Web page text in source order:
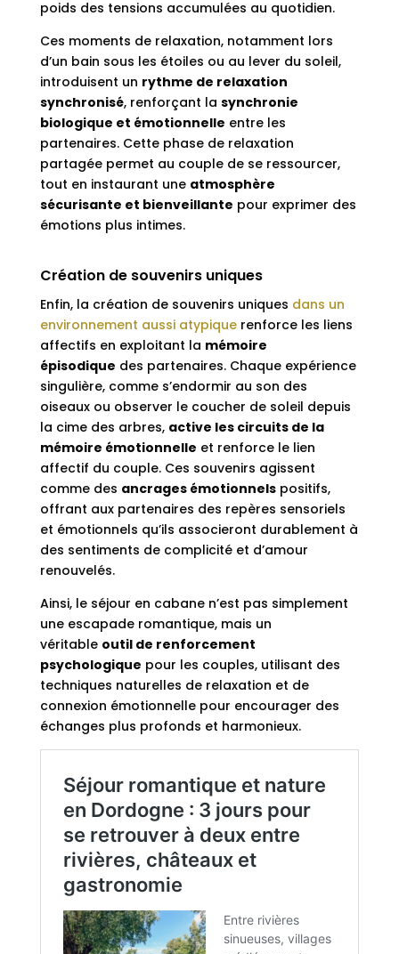
poids des tensions accumulées au quotidien.
Ces moments de relaxation, notamment lors
d’un bain sous les étoiles ou au lever du soleil,
introduisent un rythme de relaxation
synchronisé, renforçant la synchronie
biologique et émotionnelle entre les
partenaires. Cette phase de relaxation
partagée permet au couple de se ressourcer,
tout en instaurant une atmosphère
sécurisante et bienveillante pour exprimer des
émotions plus intimes.
Création de souvenirs uniques
Enfin, la création de souvenirs uniques dans un
environnement aussi atypiquerenforce les liens
affectifs en exploitant la mémoire
épisodique des partenaires. Chaque expérience
singulière, comme s’endormir au son des
oiseaux ou observer le coucher de soleil depuis
la cime des arbres, active les circuits de la
mémoire émotionnelle et renforce le lien
affectif du couple. Ces souvenirs agissent
comme des ancrages émotionnelspositifs,
offrant aux partenaires des repères sensoriels
et émotionnels qu’ils associeront durablement à
des sentiments de complicité et d’amour
renouvelés.
Ainsi, le séjour en cabane n’est pas simplement
une escapade romantique, mais un
véritable outil de renforcement
psychologique pour les couples, utilisant des
techniques naturelles de relaxation et de
connexion émotionnelle pour encourager des
échanges plus profonds et harmonieux.